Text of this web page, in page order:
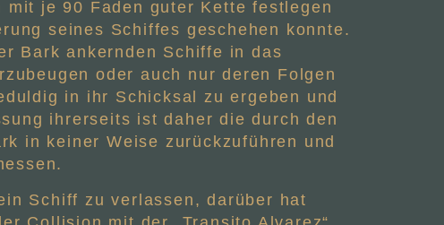
je 90 Faden guter Kette festlegen
seines Schiffes geschehen konnte.
Bark ankernden Schiffe in das
oder auch nur deren Folgen
in ihr Schicksal zu ergeben und
ihrerseits ist daher die durch den
in keiner Weise zurückzuführen und
Schiff zu verlassen, darüber hat